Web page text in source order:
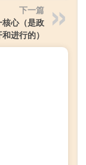
下一篇
心（是政
进行的）